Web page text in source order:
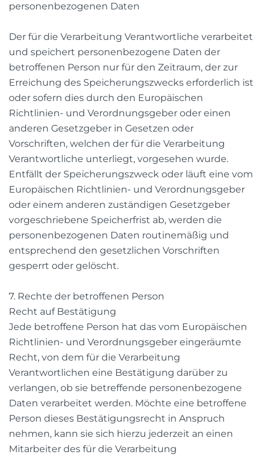
personenbezogenen Daten
Der für die Verarbeitung Verantwortliche verarbeitet
und speichert personenbezogene Daten der
betroffenen Person nur für den Zeitraum, der zur
Erreichung des Speicherungszwecks erforderlich ist
oder sofern dies durch den Europäischen
Richtlinien- und Verordnungsgeber oder einen
anderen Gesetzgeber in Gesetzen oder
Vorschriften, welchen der für die Verarbeitung
Verantwortliche unterliegt, vorgesehen wurde.
Entfällt der Speicherungszweck oder läuft eine vom
Europäischen Richtlinien- und Verordnungsgeber
oder einem anderen zuständigen Gesetzgeber
vorgeschriebene Speicherfrist ab, werden die
personenbezogenen Daten routinemäßig und
entsprechend den gesetzlichen Vorschriften
gesperrt oder gelöscht.
7. Rechte der betroffenen Person
Recht auf Bestätigung
Jede betroffene Person hat das vom Europäischen
Richtlinien- und Verordnungsgeber eingeräumte
Recht, von dem für die Verarbeitung
Verantwortlichen eine Bestätigung darüber zu
verlangen, ob sie betreffende personenbezogene
Daten verarbeitet werden. Möchte eine betroffene
Person dieses Bestätigungsrecht in Anspruch
nehmen, kann sie sich hierzu jederzeit an einen
Mitarbeiter des für die Verarbeitung